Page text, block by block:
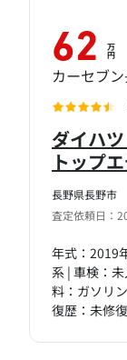
長野県長野市
査定依頼日：
ダイハ
トップ
年式：2019
系 | 車検：
料：ガソリ
復歴：未修復
62 万
円
カーセブ